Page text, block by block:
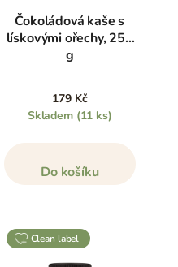
Čokoládová kaše s
lískovými ořechy, 250
g
179 Kč
Skladem (11 ks)
Do košíku
clean label